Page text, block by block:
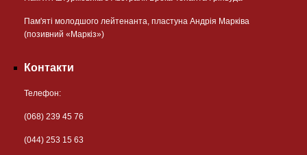
Пам'яті молодшого лейтенанта, пластуна Андрія Марківа
(позивний «Маркіз»)
Контакти
Телефон:
(068) 239 45 76
(044) 253 15 63